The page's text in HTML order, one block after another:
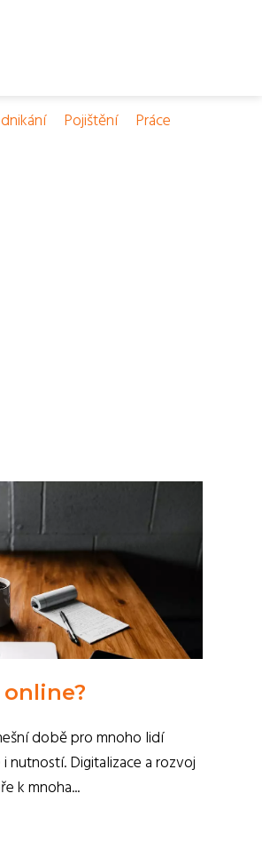
Pojištění
Práce
době pro mnoho lidí
nutností. Digitalizace a rozvoj
k mnoha...